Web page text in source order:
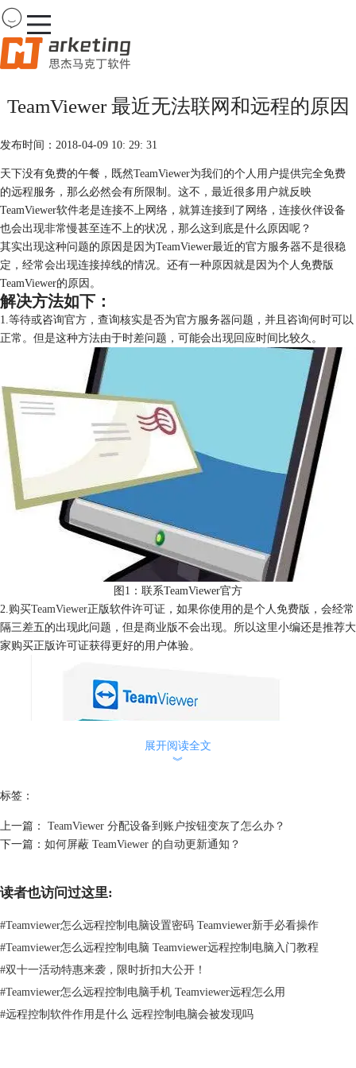
下载
购买
案例
服务
TeamViewer 最近无法联网和远程的原因
发布时间：2018-04-09 10: 29: 31
天下没有免费的午餐，既然TeamViewer为我们的个人用户提供完全免费
的远程服务，那么必然会有所限制。这不，最近很多用户就反映
TeamViewer软件老是连接不上网络，就算连接到了网络，连接伙伴设备
也会出现非常慢甚至连不上的状况，那么这到底是什么原因呢？
其实出现这种问题的原因是因为TeamViewer最近的官方服务器不是很稳
定，经常会出现连接掉线的情况。还有一种原因就是因为个人免费版
TeamViewer的原因。
解决方法如下：
1.等待或咨询官方，查询核实是否为官方服务器问题，并且咨询何时可以
正常。但是这种方法由于时差问题，可能会出现回应时间比较久。
图1：联系TeamViewer官方
2.购买TeamViewer正版软件许可证，如果你使用的是个人免费版，会经常
隔三差五的出现此问题，但是商业版不会出现。所以这里小编还是推荐大
家购买正版许可证获得更好的用户体验。
图2：购买商业正版TeamViewer
展开阅读全文
︾
标签：
上一篇：
TeamViewer 分配设备到账户按钮变灰了怎么办？
下一篇： 如何屏蔽 TeamViewer 的自动更新通知？
读者也访问过这里:
#Teamviewer怎么远程控制电脑设置密码 Teamviewer新手必看操作
#Teamviewer怎么远程控制电脑 Teamviewer远程控制电脑入门教程
#双十一活动特惠来袭，限时折扣大公开！
#Teamviewer怎么远程控制电脑手机 Teamviewer远程怎么用
#远程控制软件作用是什么 远程控制电脑会被发现吗